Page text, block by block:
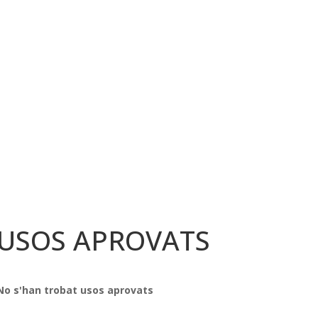
APROVATS
s'han trobat usos aprovats